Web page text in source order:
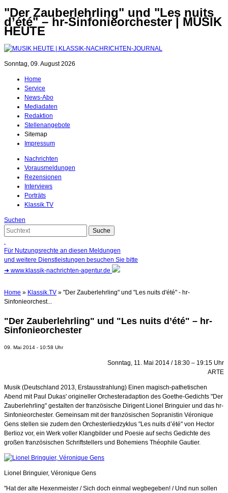
"Der Zauberlehrling" und "Les nuits
d’été" – hr-Sinfonieorchester | MUSIK
HEUTE
Sonntag, 09. August 2026
Home
Service
News-Abo
Mediadaten
Redaktion
Stellenangebote
Sitemap
Impressum
Nachrichten
Vorausmeldungen
Rezensionen
Interviews
Porträts
Klassik.TV
Suchen
Für Nutzungsrechte an diesen Meldungen
und weitere Dienstleistungen besuchen Sie bitte
➜ www.klassik-nachrichten-agentur.de
Home » Klassik.TV » "Der Zauberlehrling" und "Les nuits d'été" - hr-
Sinfonieorchest...
"Der Zauberlehrling" und "Les nuits d’été" – hr-
Sinfonieorchester
09. Mai 2014 - 10:58 Uhr
Sonntag, 11. Mai 2014 / 18:30 – 19:15 Uhr
ARTE
Musik (Deutschland 2013, Erstausstrahlung) Einen magisch-pathetischen
Abend mit Paul Dukas' origineller Orchesteradaption des Goethe-Gedichts "Der
Zauberlehrling" gestalten der französische Dirigent Lionel Bringuier und das hr-
Sinfonieorchester. Gemeinsam mit der französischen Sopranistin Véronique
Gens stellen sie zudem den Orchesterliedzyklus "Les nuits d’été" von Hector
Berlioz vor, ein Werk voller Klangbilder und Poesie auf sechs Gedichte des
großen französischen Schriftstellers und Bohemiens Théophile Gautier.
Lionel Bringuier, Véronique Gens
"Hat der alte Hexenmeister / Sich doch einmal wegbegeben! / Und nun sollen